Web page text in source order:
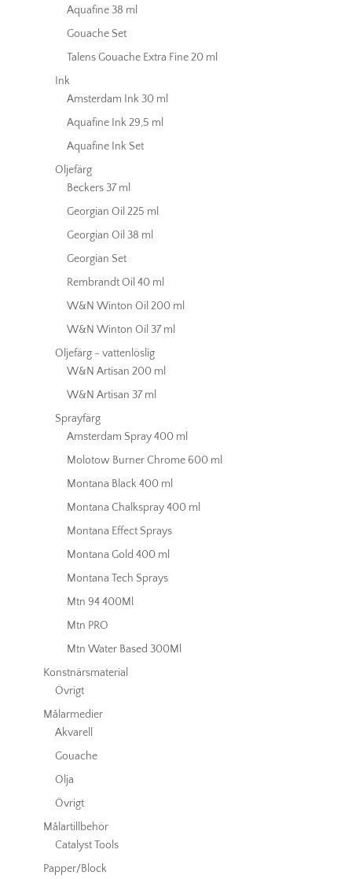
Aquafine 38 ml
Gouache Set
Talens Gouache Extra Fine 20 ml
Ink
Amsterdam Ink 30 ml
Aquafine Ink 29,5 ml
Aquafine Ink Set
Oljefärg
Beckers 37 ml
Georgian Oil 225 ml
Georgian Oil 38 ml
Georgian Set
Rembrandt Oil 40 ml
W&N Winton Oil 200 ml
W&N Winton Oil 37 ml
Oljefärg - vattenlöslig
W&N Artisan 200 ml
W&N Artisan 37 ml
Sprayfärg
Amsterdam Spray 400 ml
Molotow Burner Chrome 600 ml
Montana Black 400 ml
Montana Chalkspray 400 ml
Montana Effect Sprays
Montana Gold 400 ml
Montana Tech Sprays
Mtn 94 400Ml
Mtn PRO
Mtn Water Based 300Ml
Konstnärsmaterial
Övrigt
Målarmedier
Akvarell
Gouache
Olja
Övrigt
Målartillbehör
Catalyst Tools
Papper/Block